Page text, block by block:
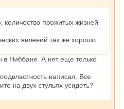
прожитых жизней
явлений так же хорошо
в Ниббане. А нет еще только
написал. Все
на двух стульях усидеть?